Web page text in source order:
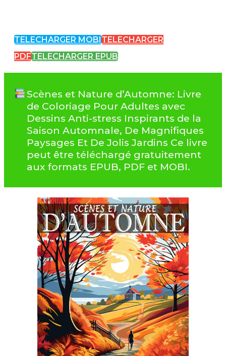
TELECHARGER MOBI TELECHARGER
PDFTELECHARGER EPUB
Scènes et Nature d’Automne: Livre
de Coloriage Pour Adultes avec
Dessins Anti-stress Inspirants de la
Saison Automnale, De Magnifiques
Paysages Et De Jolis Jardins Ce livre
peut être téléchargé gratuitement
aux formats EPUB, PDF et MOBI.